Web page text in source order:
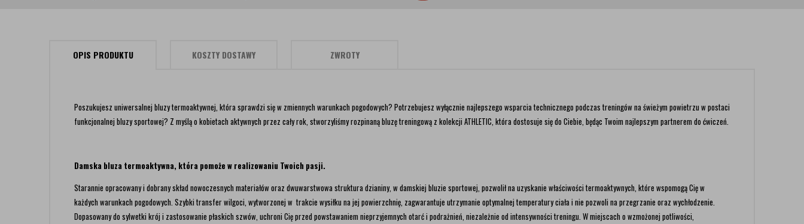
OPIS PRODUKTU KOSZTY DOSTAWY ZWROTY
Poszukujesz uniwersalnej bluzy termoaktywnej, która sprawdzi się w zmiennych warunkach pogodowych? Potrzebujesz wyłącznie najlepszego wsparcia technicznego podczas treningów na świeżym powietrzu w postaci
funkcjonalnej bluzy sportowej? Z myślą o kobietach aktywnych przez cały rok, stworzyliśmy rozpinaną bluzę treningową z kolekcji ATHLETIC, która dostosuje się do Ciebie, będąc Twoim najlepszym partnerem do ćwiczeń.
Damska bluza termoaktywna, która pomoże w realizowaniu Twoich pasji.
Starannie opracowany i dobrany skład nowoczesnych materiałów oraz dwuwarstwowa struktura dzianiny, w damskiej bluzie sportowej, pozwolił na uzyskanie właściwości termoaktywnych, które wspomogą Cię w
każdych warunkach pogodowych. Szybki transfer wilgoci, wytworzonej w trakcie wysiłku na jej powierzchnię, zagwarantuje utrzymanie optymalnej temperatury ciała i nie pozwoli na przegrzanie oraz wychłodzenie.
Dopasowany do sylwetki krój i zastosowanie płaskich szwów, uchroni Cię przed powstawaniem nieprzyjemnych otarć i podrażnień, niezależnie od intensywności treningu. W miejscach o wzmożonej potliwości,